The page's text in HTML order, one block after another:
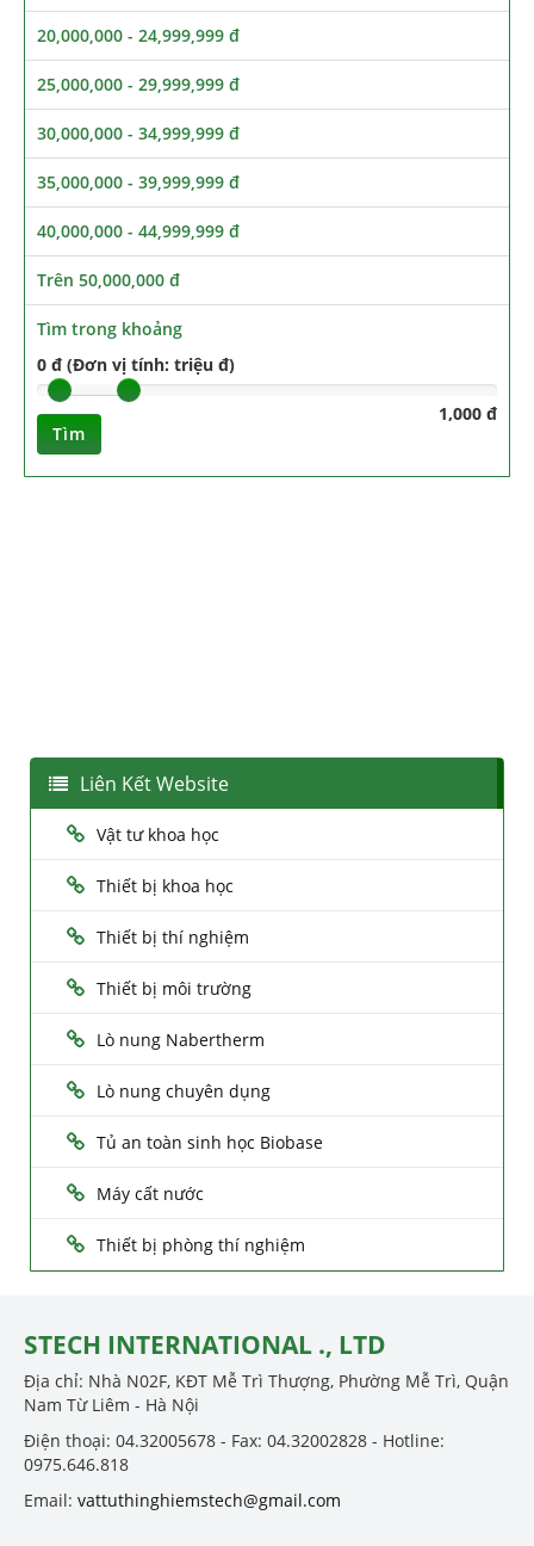
20,000,000 - 24,999,999 đ
25,000,000 - 29,999,999 đ
30,000,000 - 34,999,999 đ
35,000,000 - 39,999,999 đ
40,000,000 - 44,999,999 đ
Trên 50,000,000 đ
Tìm trong khoảng
0 đ (Đơn vị tính: triệu đ)
1,000 đ
Tìm
Liên Kết Website
Vật tư khoa học
Thiết bị khoa học
Thiết bị thí nghiệm
Thiết bị môi trường
Lò nung Nabertherm
Lò nung chuyên dụng
Tủ an toàn sinh học Biobase
Máy cất nước
Thiết bị phòng thí nghiệm
STECH INTERNATIONAL ., LTD
Địa chỉ: Nhà N02F, KĐT Mễ Trì Thượng, Phường Mễ Trì, Quận
Nam Từ Liêm - Hà Nội
Điện thoại: 04.32005678 - Fax: 04.32002828 - Hotline:
0975.646.818
Email: vattuthinghiemstech@gmail.com